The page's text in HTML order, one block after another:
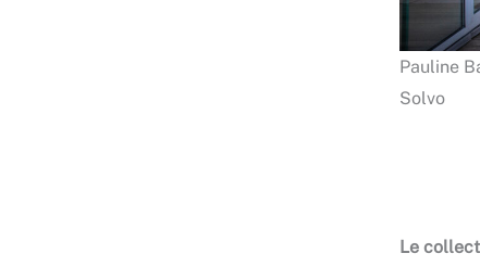
Pauline
Solvo
Le